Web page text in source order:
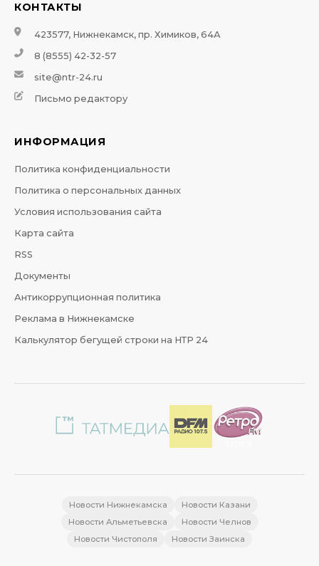
КОНТАКТЫ
423577, Нижнекамск, пр. Химиков, 64А
8 (8555) 42-32-57
site@ntr-24.ru
Письмо редактору
ИНФОРМАЦИЯ
Политика конфиденциальности
Политика о персональных данных
Условия использования сайта
Карта сайта
RSS
Документы
Антикоррупционная политика
Реклама в Нижнекамске
Калькулятор бегущей строки на НТР 24
Новости Нижнекамска
Новости Казани
Новости Альметьевска
Новости Челнов
Новости Чистополя
Новости Заинска